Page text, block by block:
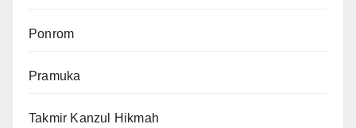
Ponrom
Pramuka
Takmir Kanzul Hikmah